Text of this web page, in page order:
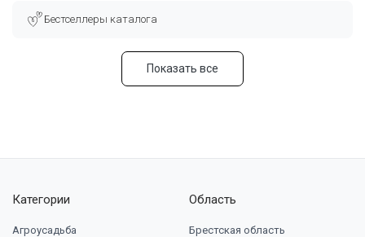
Бестселлеры каталога
Показать все
Категории
Агроусадьба
Область
Брестская область